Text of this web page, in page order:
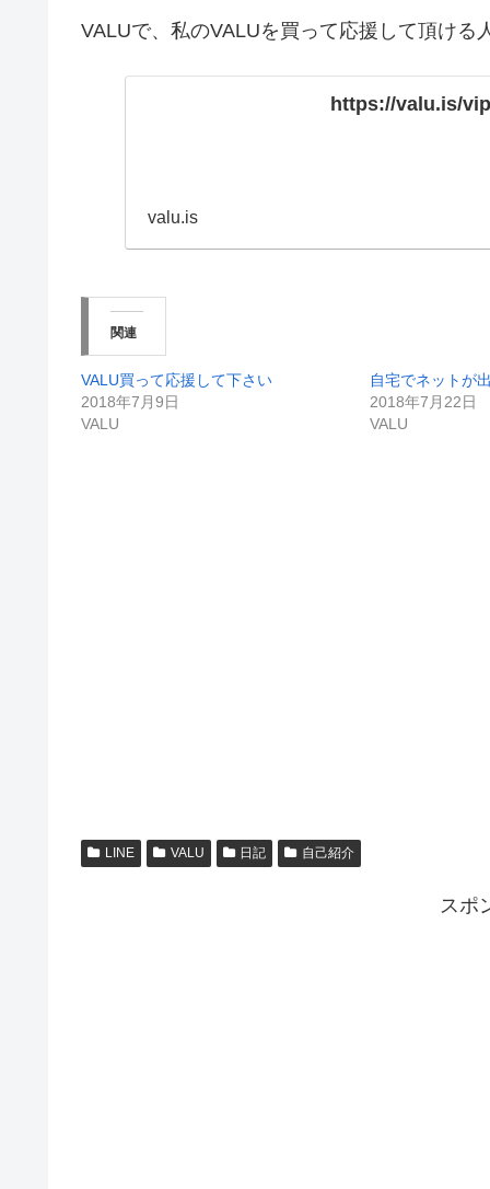
VALUで、私のVALUを買って応援して頂ける
https://valu.is/
valu.is
関連
VALU買って応援して下さい
2018年7月9日
VALU
自宅でネットが
2018年7月22日
VALU
LINE VALU 日記 自己紹介
スポ